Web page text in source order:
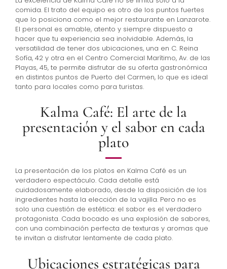
comida. El trato del equipo es otro de los puntos fuertes
que lo posiciona como el mejor restaurante en Lanzarote.
El personal es amable, atento y siempre dispuesto a
hacer que tu experiencia sea inolvidable. Además, la
versatilidad de tener dos ubicaciones, una en C. Reina
Sofía, 42 y otra en el Centro Comercial Marítimo, Av. de las
Playas, 45, te permite disfrutar de su oferta gastronómica
en distintos puntos de Puerto del Carmen, lo que es ideal
tanto para locales como para turistas.
Kalma Café: El arte de la
presentación y el sabor en cada
plato
La presentación de los platos en Kalma Café es un
verdadero espectáculo. Cada detalle está
cuidadosamente elaborado, desde la disposición de los
ingredientes hasta la elección de la vajilla. Pero no es
solo una cuestión de estética: el sabor es el verdadero
protagonista. Cada bocado es una explosión de sabores,
con una combinación perfecta de texturas y aromas que
te invitan a disfrutar lentamente de cada plato.
Ubicaciones estratégicas para